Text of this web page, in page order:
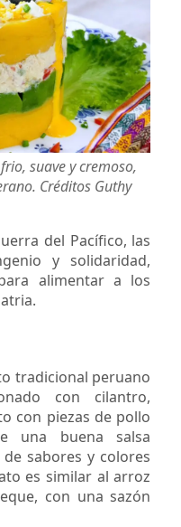
suave y cremoso,
Créditos Guthy
del Pacífico, las
y solidaridad,
alimentar a los
tradicional peruano
con cilantro,
con piezas de pollo
una buena salsa
sabores y colores
es similar al arroz
con una sazón